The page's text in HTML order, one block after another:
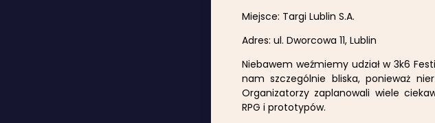
Miejsce: Targi Lublin S.A.
Adres: ul. Dworcowa 11, Lublin
Niebawem weźmiemy udział w 3k6
nam szczególnie bliska, ponieważ
Organizatorzy zaplanowali wiele
RPG i prototypów.